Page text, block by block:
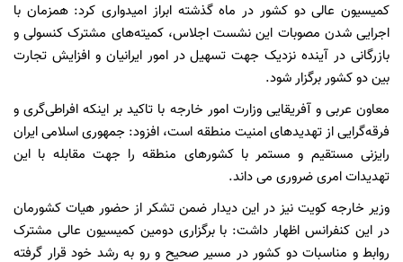
کمیسیون عالی دو کشور در ماه گذشته ابراز امیدواری کرد: همزمان با
اجرایی شدن مصوبات این نشست اجلاس، کمیته‌های مشترک کنسولی و
بازرگانی در آینده نزدیک جهت تسهیل در امور ایرانیان و افزایش تجارت
بین دو کشور برگزار شود.
معاون عربی و آفریقایی وزارت امور خارجه با تاکید بر اینکه افراطی‌گری و
فرقه‌گرایی از تهدیدهای امنیت منطقه است، افزود: جمهوری اسلامی ایران
رایزنی مستقیم و مستمر با کشورهای منطقه را جهت مقابله با این
تهدیدات امری ضروری می داند.
وزیر خارجه کویت نیز در این دیدار ضمن تشکر از حضور هیات کشورمان
در این کنفرانس اظهار داشت: با برگزاری دومین کمیسیون عالی مشترک
روابط و مناسبات دو کشور در مسیر صحیح و رو به رشد خود قرار گرفته